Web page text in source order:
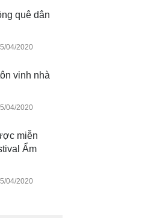
quê dân
04/2020
vinh nhà
04/2020
miễn
Ẩm
04/2020